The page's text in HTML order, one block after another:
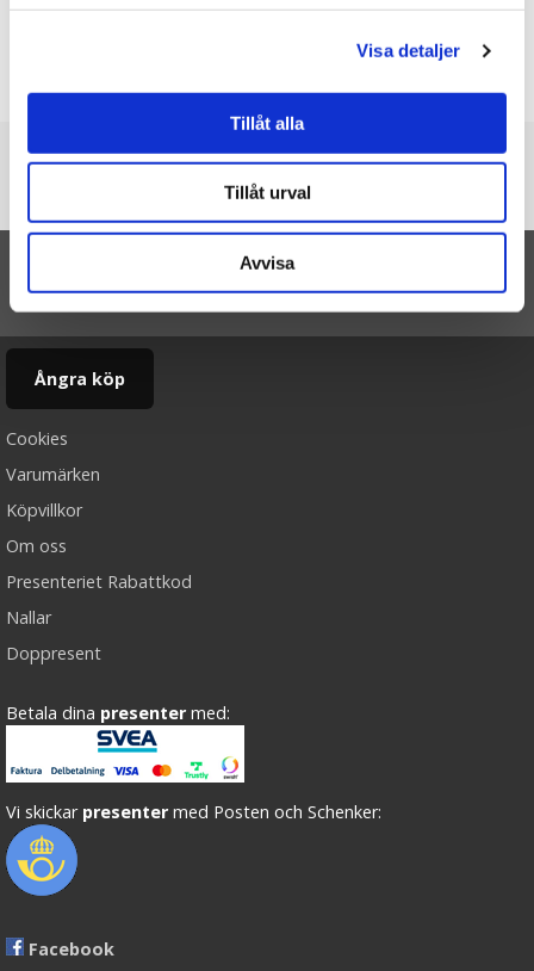
Visa detaljer
Tillåt alla
Tillåt urval
Avvisa
Du är här
TILL TOPPEN
Ångra köp
Cookies
Varumärken
Köpvillkor
Om oss
Presenteriet Rabattkod
Nallar
Doppresent
Betala dina presenter med:
Vi skickar presenter med Posten och Schenker:
Facebook